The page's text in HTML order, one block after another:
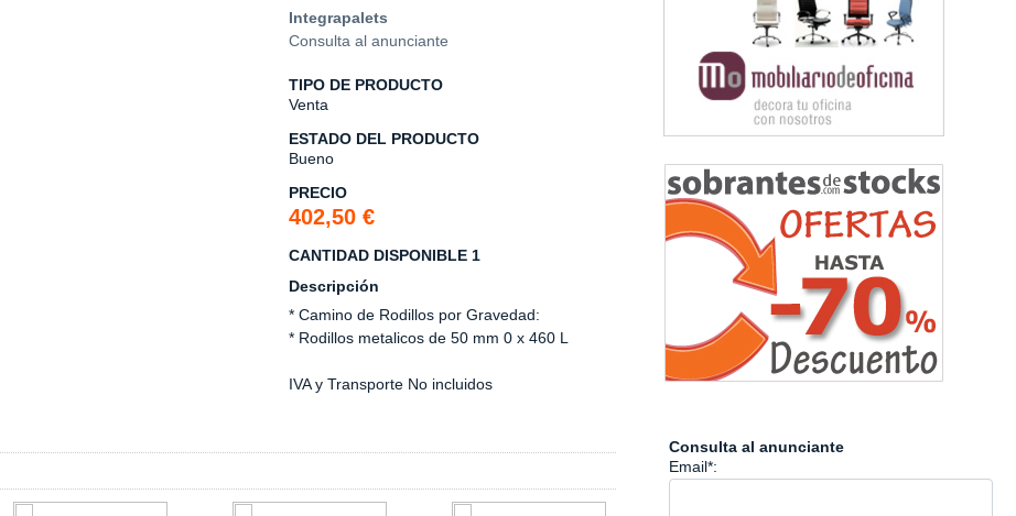
Integrapalets
Consulta al anunciante
TIPO DE PRODUCTO
Venta
ESTADO DEL PRODUCTO
Bueno
PRECIO
402,50 €
CANTIDAD DISPONIBLE 1
Descripción
* Camino de Rodillos por Gravedad:
* Rodillos metalicos de 50 mm 0 x 460 L
IVA y Transporte No incluidos
Consulta al anunciante
Email*: